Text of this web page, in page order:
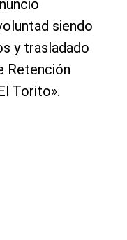
siendo
y trasladado
Retención
Torito».